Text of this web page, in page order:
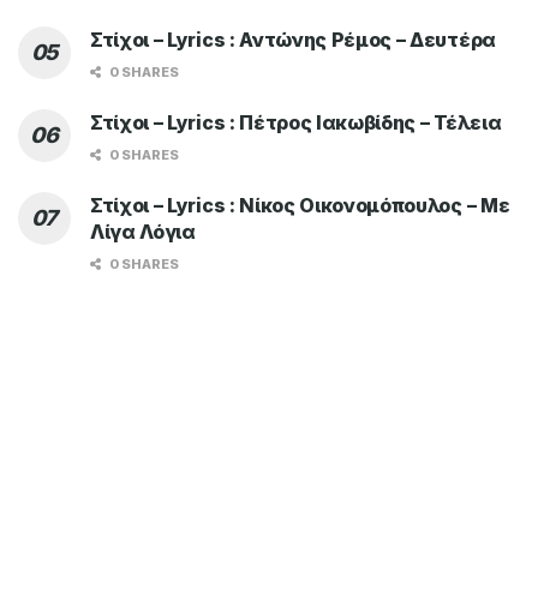
Στίχοι – Lyrics : Αντώνης Ρέμος – Δευτέρα
0 SHARES
Στίχοι – Lyrics : Πέτρος Ιακωβίδης – Τέλεια
0 SHARES
Στίχοι – Lyrics : Νίκος Οικονομόπουλος – Με
Λίγα Λόγια
0 SHARES